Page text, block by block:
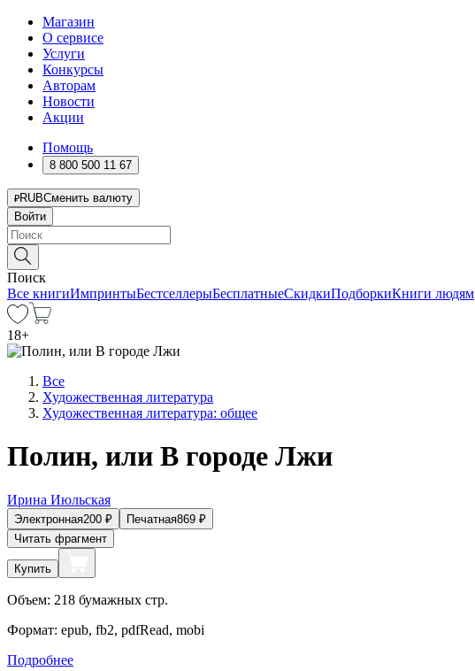
Магазин
О сервисе
Услуги
Конкурсы
Авторам
Новости
Акции
Помощь
8 800 500 11 67
RUBСменить валюту
Войти
Поиск
Все книгиИмпринтыБестселлерыБесплатныеСкидкиПодборкиКниги людям
18+
Все
Художественная литература
Художественная литература: общее
Полин, или В городе Лжи
Ирина Июльская
Электронная200 ₽ Печатная869 ₽
Читать фрагмент
Купить
Объем: 218 бумажных стр.
Формат: epub, fb2, pdfRead, mobi
Подробнее